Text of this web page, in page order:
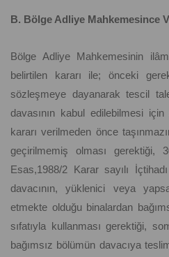
B. Bölge Adliye Mahkemesince
Bölge Adliye Mahkemesinin
belirtilen kararı ile; önceki
sözleşmeye dayanarak tescil
davasının kabul edilebilmesi
kararı verilmeden önce
geçirilmemiş olması gerektiği,
Esas,1988/2 Karar sayılı
davacının, yüklenici veya
etmekte olduğu binalardan
sıfatıyla kullanması gerektiği,
bağımsız bölümün davacıya